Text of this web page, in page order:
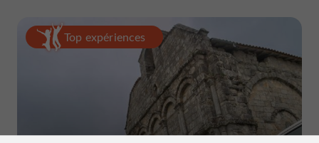
Top expériences